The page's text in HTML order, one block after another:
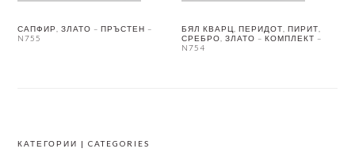
САПФИР, ЗЛАТО – ПРЪСТЕН –
N755
БЯЛ КВАРЦ, ПЕРИДОТ, ПИРИТ,
СРЕБРО, ЗЛАТО – КОМПЛЕКТ –
N754
FOOTER
КАТЕГОРИИ | CATEGORIES